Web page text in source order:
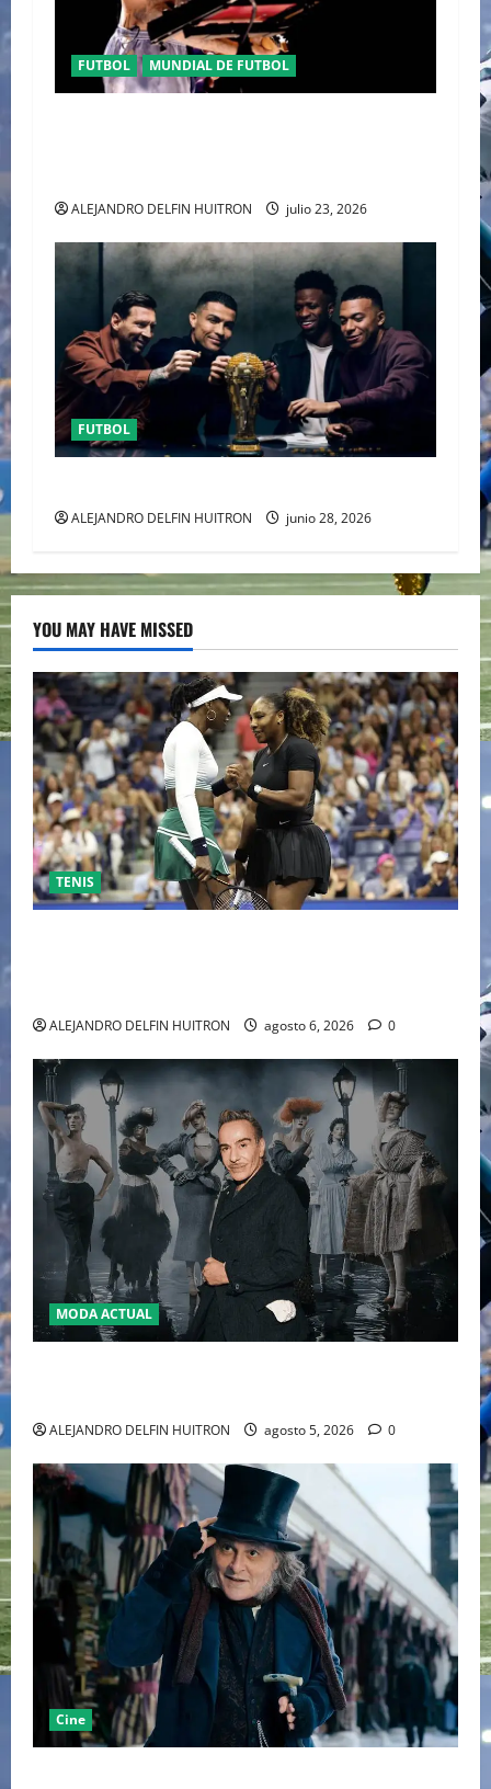
FUTBOL MUNDIAL DE FUTBOL
ALEJANDRO DELFIN HUITRON julio 23, 2026
FUTBOL
ALEJANDRO DELFIN HUITRON junio 28, 2026
YOU MAY HAVE MISSED
TENIS
ALEJANDRO DELFIN HUITRON agosto 6, 2026 0
MODA ACTUAL
ALEJANDRO DELFIN HUITRON agosto 5, 2026 0
Cine